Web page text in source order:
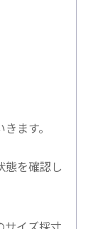
ます。
態を確認し
サイズ採寸